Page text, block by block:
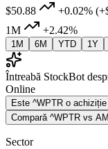
$50.88 +0.02%
1M
+2.42%
1M 6M YTD 1Y
Întreabă StockBot
Online
Este ^WPTR o
Compară ^WPTR vs
Sector